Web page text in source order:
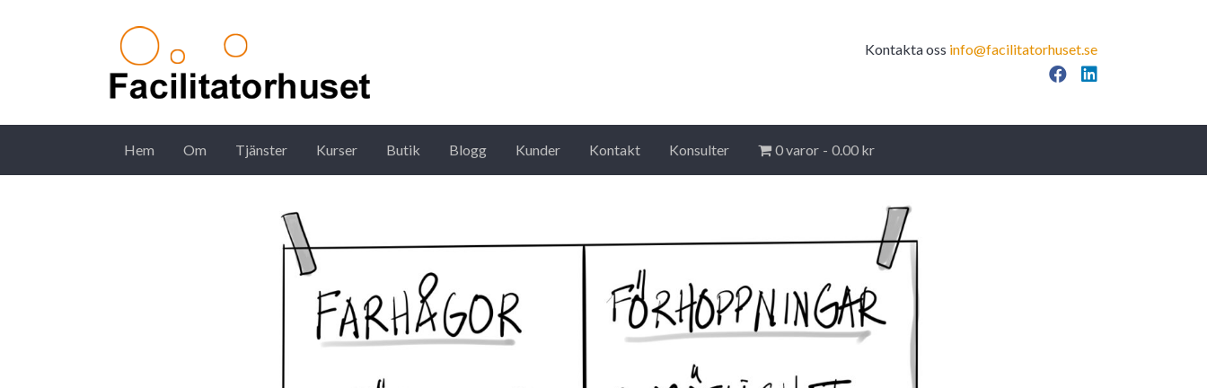
Kontakta oss info@facilitatorhuset.se
Facebook
LinkedIn
Main Navigation
Hem Om Tjänster Kurser Butik Blogg Kunder Kontakt Konsulter 0 varor 0.00 kr